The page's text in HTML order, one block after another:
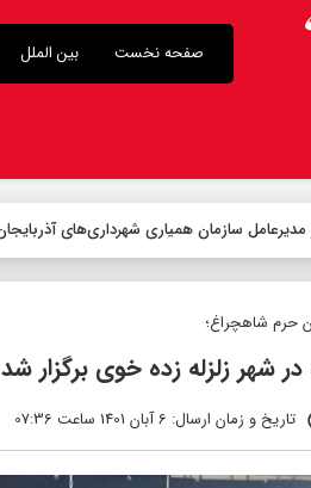
صفحه نخست بین الملل
حرم شاهچراغ؛
شهر زلزله زده خوی برگزار شد
تاریخ و زمان ارسال: 6 آبان 1401 ساعت 07:36